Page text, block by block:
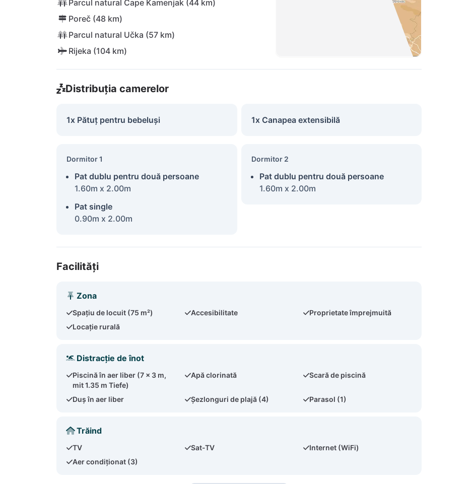
Parcul natural Cape Kamenjak (44 km)
Poreč (48 km)
Parcul natural Učka (57 km)
Rijeka (104 km)
Distribuția camerelor
1x Pătuț pentru bebeluși 1x Canapea extensibilă
Dormitor 1
Pat dublu pentru două persoane
1.60m x 2.00m
Pat single
0.90m x 2.00m
Dormitor 2
Pat dublu pentru două persoane
1.60m x 2.00m
Facilități
Zona
Spațiu de locuit (75 m²) Accesibilitate
Proprietate împrejmuită
Locație rurală
Distracție de înot
Piscină în aer liber (7 x 3 m,
mit 1.35 m Tiefe)
Apă clorinată Scară de piscină
Duș în aer liber Șezlonguri de plajă (4) Parasol (1)
Trăind
TV Sat-TV
Internet (WiFi)
Aer condiționat (3)